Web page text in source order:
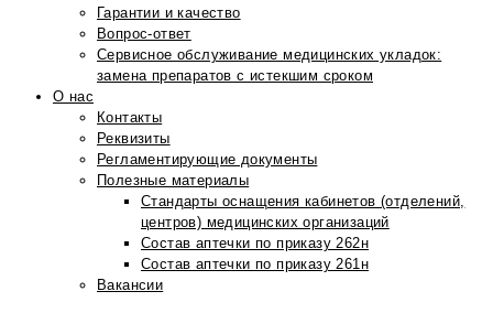
Гарантии и качество
Вопрос-ответ
Сервисное обслуживание медицинских укладок:
замена препаратов с истекшим сроком
О нас
Контакты
Реквизиты
Регламентирующие документы
Полезные материалы
Стандарты оснащения кабинетов (отделений,
центров) медицинских организаций
Состав аптечки по приказу 262н
Состав аптечки по приказу 261н
Вакансии